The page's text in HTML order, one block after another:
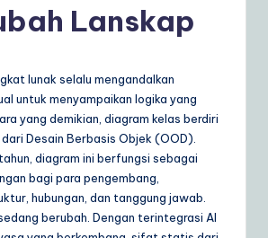
Lanskap
lunak selalu mengandalkan
untuk menyampaikan logika yang
yang demikian, diagram kelas berdiri
Desain Berbasis Objek (OOD).
diagram ini berfungsi sebagai
bagi para pengembang,
hubungan, dan tanggung jawab.
berubah. Dengan terintegrasi AI